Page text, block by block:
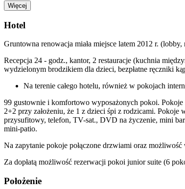
Więcej
Hotel
Gruntowna renowacja miała miejsce latem 2012 r. (lobby,
Recepcja 24 - godz., kantor, 2 restauracje (kuchnia
wydzielonym brodzikiem dla dzieci, bezpłatne ręczniki
Na terenie całego hotelu, również w pokojach
99 gustownie i komfortowo wyposażonych pokoi. Pokoje
2+2 przy założeniu, że 1 z dzieci śpi z rodzicami. Pokoje
przysufitowy, telefon, TV-sat., DVD na życzenie, mini bar
mini-patio.
Na zapytanie pokoje połączone drzwiami oraz możliwość
Za dopłatą możliwość rezerwacji pokoi junior suite (6
Położenie